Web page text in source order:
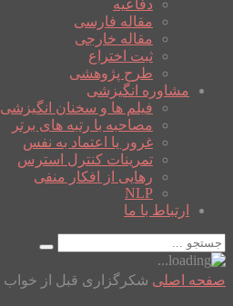
دفاعیه
مقاله فارسی
مقاله خارجی
ثبت اختراع
طرح پژوهشی
مشاوره انگیزشی
فیلم ها و سخنان انگیزشی
مصاحبه با رتبه های برتر
غرور یا اعتماد به نفس
تمرینات کنترل استرس
رهایی از افکار منفی
NLP
ارتباط با ما
صفحه اصلی شکرگزاری قبل از خواب